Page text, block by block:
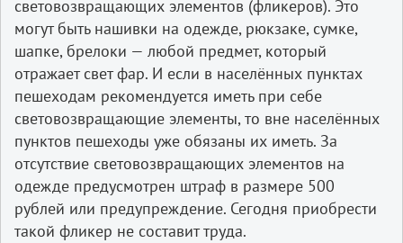
световозвращающих элементов (фликеров). Это
могут быть нашивки на одежде, рюкзаке, сумке,
шапке, брелоки — любой предмет, который
отражает свет фар. И если в населённых пунктах
пешеходам рекомендуется иметь при себе
световозвращающие элементы, то вне населённых
пунктов пешеходы уже обязаны их иметь. За
отсутствие световозвращающих элементов на
одежде предусмотрен штраф в размере 500
рублей или предупреждение. Сегодня приобрести
такой фликер не составит труда.